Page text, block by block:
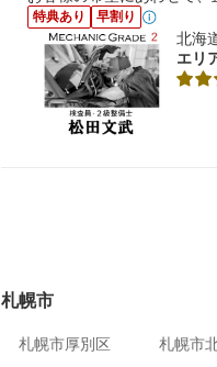
特典あり 早割り
北海
エリ
札幌市
札幌市厚別区 札幌市